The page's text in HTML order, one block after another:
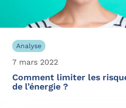
Analyse
7 mars 2022
Comment limiter les
de l’énergie ?